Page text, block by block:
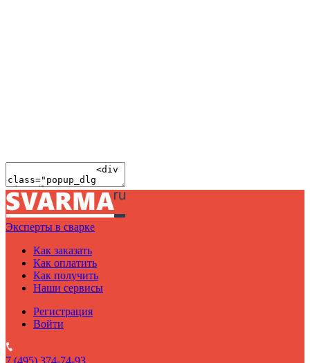
Эксперты в сварке
Как заказать
Как оплатить
Как получить
Наши сервисы
Регистрация
Войти
7 (495) 374-74-93